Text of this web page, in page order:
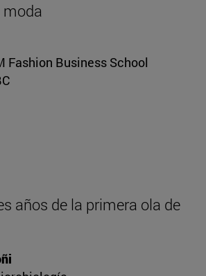
moda
Fashion Business School
años de la primera ola de